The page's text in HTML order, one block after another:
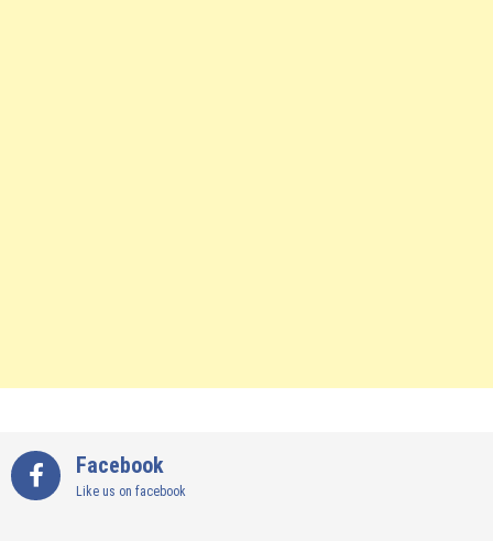
Facebook
Like us on facebook